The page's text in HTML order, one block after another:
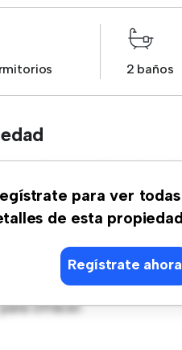
2 baños
para ver
de esta
Regístrate ahora
suburbano en Barcelona
ofrece un
al aire libre, y el
familiar, tendrás
de € 2.200,
Programa una
ofrecer.